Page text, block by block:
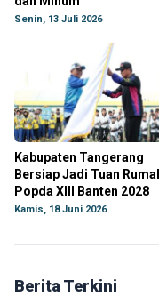
Senin, 13 Juli 2026
Kabupaten Tangerang
Bersiap Jadi Tuan
Popda XIII Banten 2028
Kamis, 18 Juni 2026
Berita Terkini